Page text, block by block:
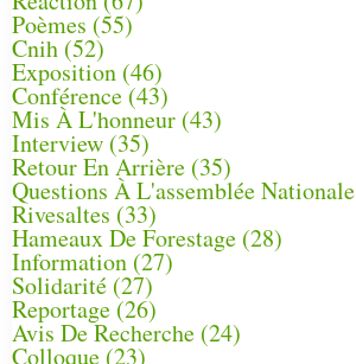
Poèmes (55)
Cnih (52)
Exposition (46)
Conférence(43)
Mis À L'honneur (43)
Interview (35)
Retour En Arrière (35)
Questions À L'assemblée Nationale
Rivesaltes (33)
Hameaux De Forestage (28)
Information (27)
Solidarité (27)
Reportage (26)
Avis De Recherche (24)
Colloque (23)